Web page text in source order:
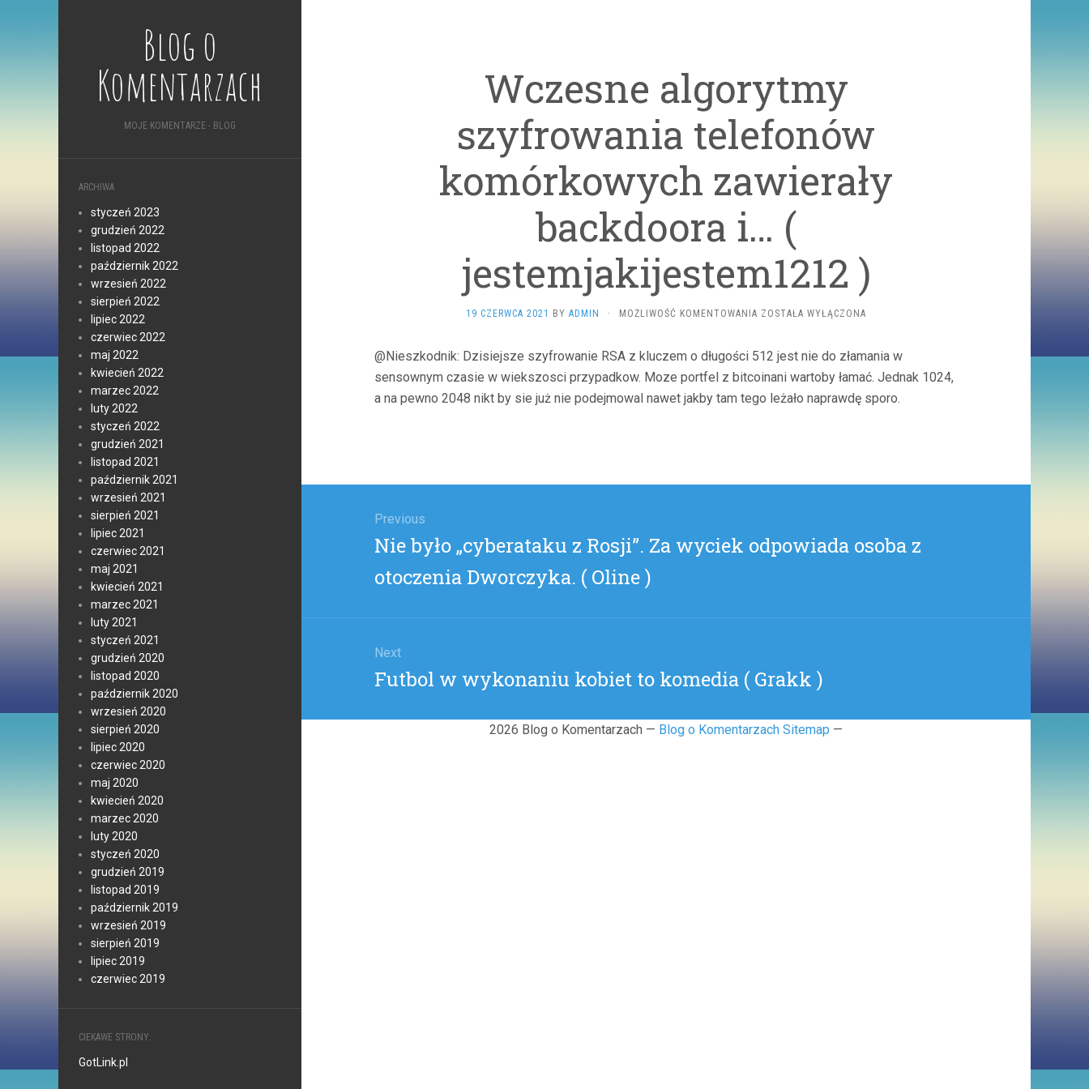
Blog o
Komentarzach
MOJE KOMENTARZE - BLOG
ARCHIWA
styczeń 2023
grudzień 2022
listopad 2022
październik 2022
wrzesień 2022
sierpień 2022
lipiec 2022
czerwiec 2022
maj 2022
kwiecień 2022
marzec 2022
luty 2022
styczeń 2022
grudzień 2021
listopad 2021
październik 2021
wrzesień 2021
sierpień 2021
lipiec 2021
czerwiec 2021
maj 2021
kwiecień 2021
marzec 2021
luty 2021
styczeń 2021
grudzień 2020
listopad 2020
październik 2020
wrzesień 2020
sierpień 2020
lipiec 2020
czerwiec 2020
maj 2020
kwiecień 2020
marzec 2020
luty 2020
styczeń 2020
grudzień 2019
listopad 2019
październik 2019
wrzesień 2019
sierpień 2019
lipiec 2019
czerwiec 2019
CIEKAWE STRONY:
GotLink.pl
Wczesne algorytmy
szyfrowania telefonów
komórkowych zawierały
backdoora i… (
jestemjakijestem1212 )
19 CZERWCA 2021 BY ADMIN · MOŻLIWOŚĆ KOMENTOWANIA WCZESNE
TELEFONÓW
KOMÓRKOWYCH
BACKDOORA
ZOSTAŁA WYŁĄCZONA
@Nieszkodnik: Dzisiejsze szyfrowanie RSA z kluczem o długości 512 jest nie do złamania w
sensownym czasie w wiekszosci przypadkow. Moze portfel z bitcoinani wartoby łamać. Jednak 1024,
a na pewno 2048 nikt by sie już nie podejmowal nawet jakby tam tego leżało naprawdę sporo.
Previous
Previous
Nie było „cyberataku z Rosji”. Za wyciek odpowiada osoba z
otoczenia Dworczyka. ( Oline )
Next
Next
Futbol w wykonaniu kobiet to komedia ( Grakk )
2026 Blog o Komentarzach — Blog o Komentarzach Sitemap —